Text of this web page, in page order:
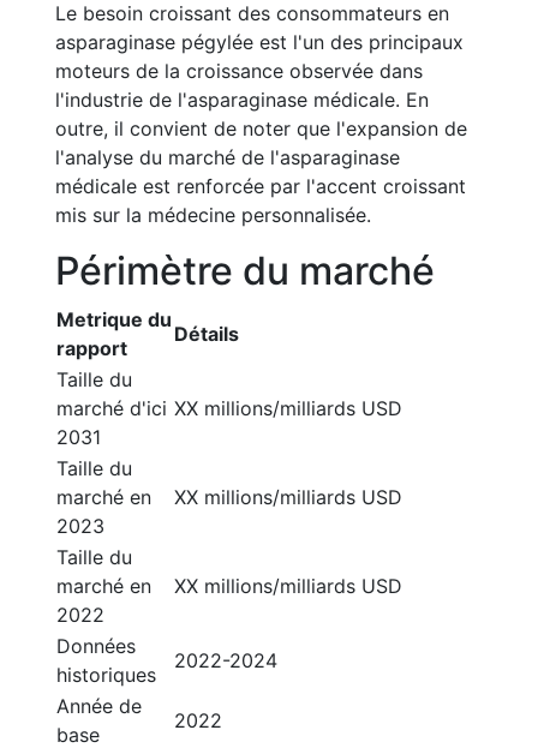
Le besoin croissant des consommateurs en
asparaginase pégylée est l'un des principaux
moteurs de la croissance observée dans
l'industrie de l'asparaginase médicale. En
outre, il convient de noter que l'expansion de
l'analyse du marché de l'asparaginase
médicale est renforcée par l'accent croissant
mis sur la médecine personnalisée.
Périmètre du marché
Metrique du
rapport
Détails
Taille du
marché d'ici
2031
XX millions/milliards USD
Taille du
marché en
2023
XX millions/milliards USD
Taille du
marché en
2022
XX millions/milliards USD
Données
historiques
2022-2024
Année de
base
2022